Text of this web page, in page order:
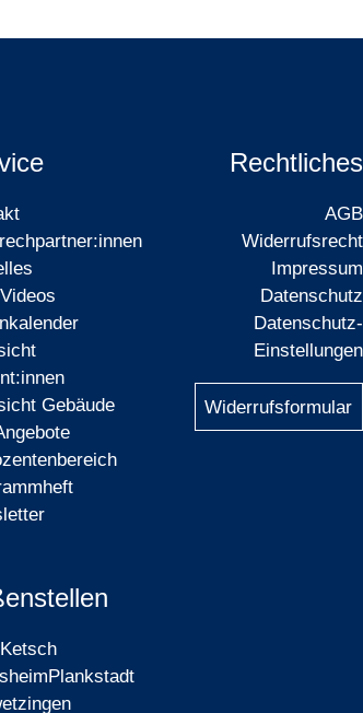
Gebäude
Ketsch
Plankstadt
Rechtliches
AGB
Widerrufsrecht
Impressum
Datenschutz
Datenschutz-
Einstellungen
Widerrufsformular